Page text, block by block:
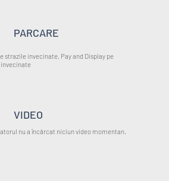
PARCARE
strazile invecinate, Pay and Display pe
VIDEO
nu a încărcat niciun video momentan.